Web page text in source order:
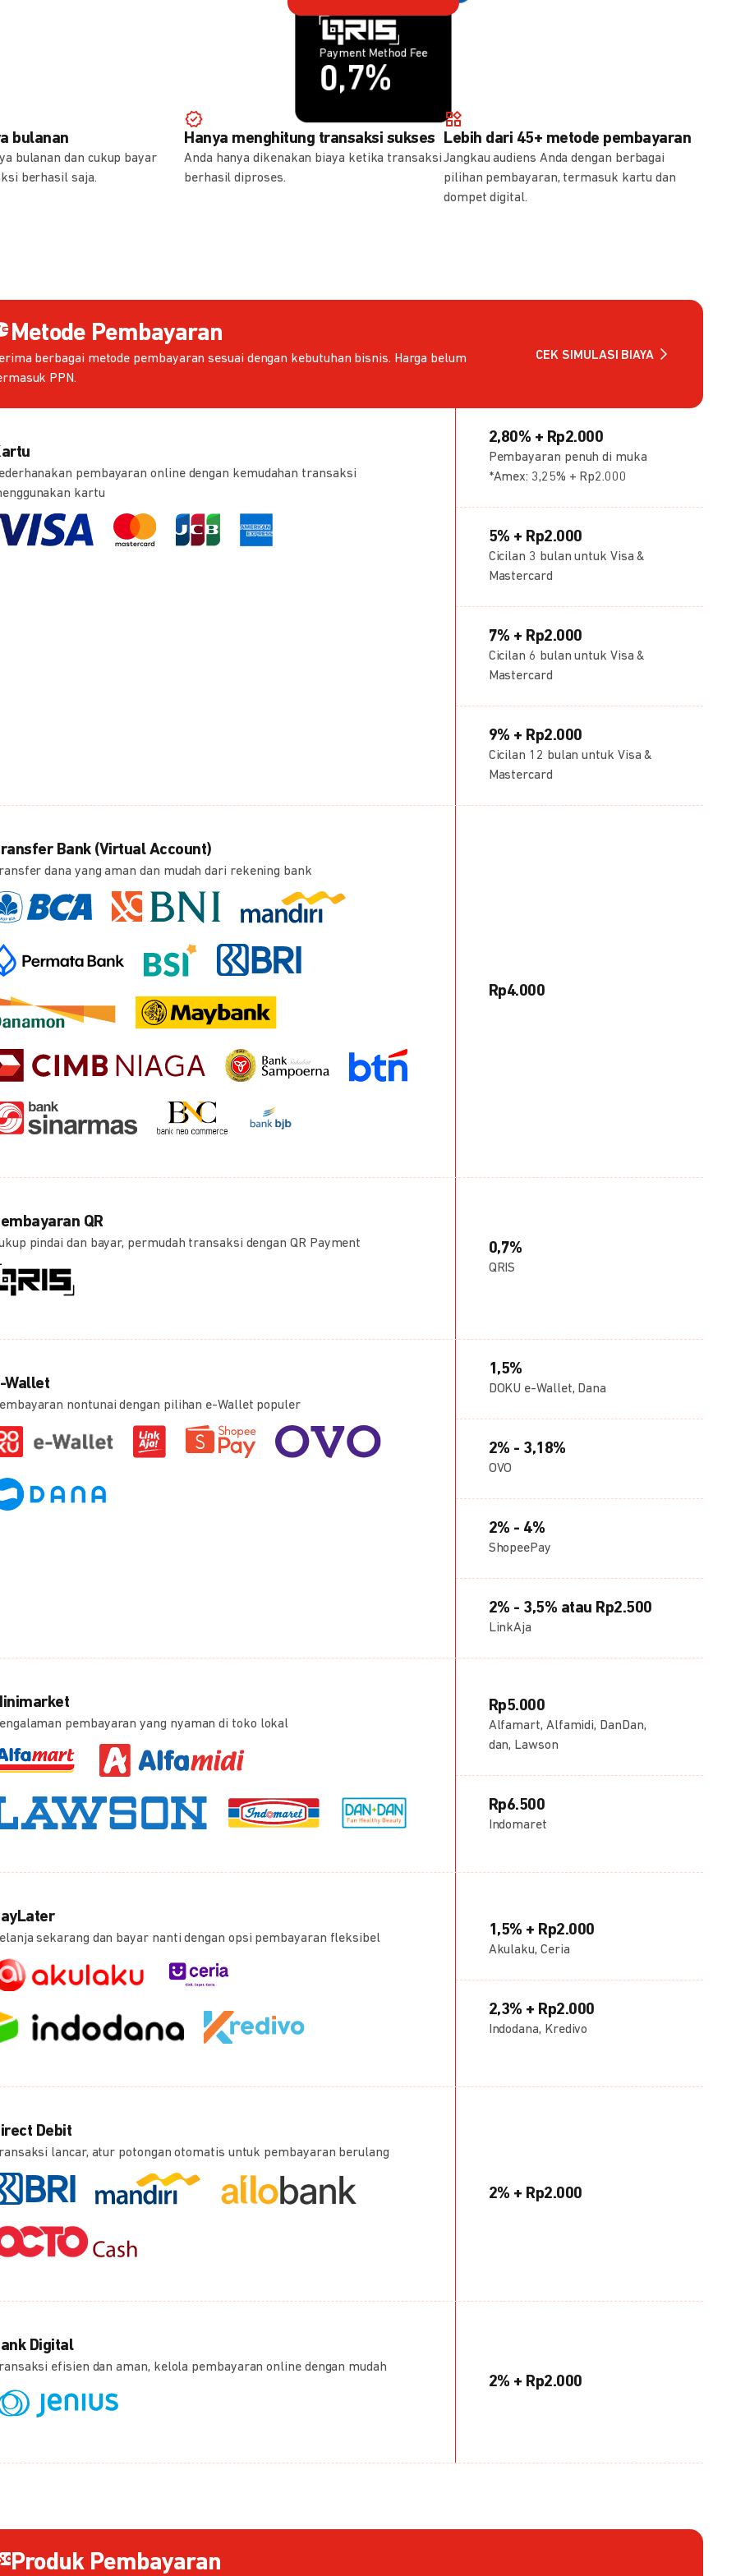
Payment Method Fee
0,7%
Payment Method Fee
1,5%
bulanan
bulanan dan cukup bayar
berhasil saja.
Hanya menghitung transaksi sukses
Anda hanya dikenakan biaya ketika transaksi
berhasil diproses.
Lebih dari 45+ metode pembayaran
Jangkau audiens Anda dengan berbagai
pilihan pembayaran, termasuk kartu dan
dompet digital.
Metode Pembayaran
berbagai metode pembayaran sesuai dengan kebutuhan bisnis. Harga belum
PPN.
CEK SIMULASI BIAYA
pembayaran online dengan kemudahan transaksi
kartu
2,80% + Rp2.000
Pembayaran penuh di muka
*Amex: 3,25% + Rp2.000
5% + Rp2.000
Cicilan 3 bulan untuk Visa &
Mastercard
7% + Rp2.000
Cicilan 6 bulan untuk Visa &
Mastercard
9% + Rp2.000
Cicilan 12 bulan untuk Visa &
Mastercard
Bank (Virtual Account)
dana yang aman dan mudah dari rekening bank
Rp4.000
QR
pindai dan bayar, permudah transaksi dengan QR Payment 0,7%
QRIS
Wallet
nontunai dengan pilihan e-Wallet populer
1,5%
DOKU e-Wallet, Dana
2% - 3,18%
OVO
2% - 4%
ShopeePay
2% - 3,5% atau Rp2.500
LinkAja
pembayaran yang nyaman di toko lokal
Rp5.000
Alfamart, Alfamidi, DanDan,
dan, Lawson
Rp6.500
Indomaret
sekarang dan bayar nanti dengan opsi pembayaran fleksibel
1,5% + Rp2.000
Akulaku, Ceria
2,3% + Rp2.000
Indodana, Kredivo
Debit
lancar, atur potongan otomatis untuk pembayaran berulang
2% + Rp2.000
Digital
efisien dan aman, kelola pembayaran online dengan mudah
2% + Rp2.000
Produk Pembayaran